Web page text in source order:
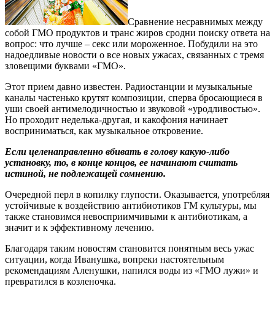
Сравнение несравнимых между
собой ГМО продуктов и транс жиров сродни поиску ответа на
вопрос: что лучше – секс или мороженное. Побудили на это
надоедливые новости о все новых ужасах, связанных с тремя
зловещими буквами «ГМО».
Этот прием давно известен. Радиостанции и музыкальные
каналы частенько крутят композиции, сперва бросающиеся в
уши своей антимелодичностью и звуковой «уродливостью».
Но проходит неделька-другая, и какофония начинает
восприниматься, как музыкальное откровение.
Если целенаправленно вбивать в голову какую-либо
установку, то, в конце концов, ее начинают считать
истиной, не подлежащей сомнению.
Очередной перл в копилку глупости. Оказывается, употребляя
устойчивые к воздействию антибиотиков ГМ культуры, мы
также становимся невосприимчивыми к антибиотикам, а
значит и к эффективному лечению.
Благодаря таким новостям становится понятным весь ужас
ситуации, когда Иванушка, вопреки настоятельным
рекомендациям Аленушки, напился воды из «ГМО лужи» и
превратился в козленочка.